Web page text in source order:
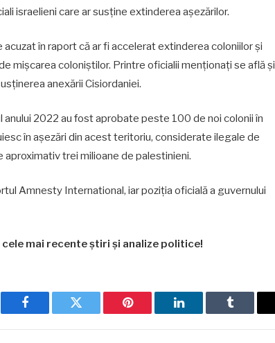
israelieni care ar susține extinderea așezărilor.
în raport că ar fi accelerat extinderea coloniilor și
mișcarea coloniștilor. Printre oficialii menționați se află și
anexării Cisiordaniei.
2022 au fost aprobate peste 100 de noi colonii în
în așezări din acest teritoriu, considerate ilegale de
trei milioane de palestinieni.
Amnesty International, iar poziția oficială a guvernului
mai recente știri și analize politice!
Facebook Twitter Pinterest LinkedIn Tumblr